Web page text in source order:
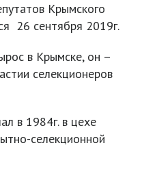
Крымского
26 сентября 2019г.
в Крымске, он –
селекционеров
в 1984г. в цехе
селекционной